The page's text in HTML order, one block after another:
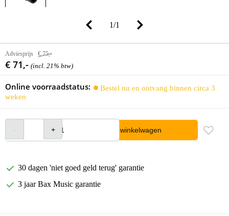
1/1
Adviesprijs € 75,-
€ 71,- (incl. 21% btw)
Online voorraadstatus:
Bestel nu en ontvang binnen circa 3
weken
In winkelwagen
30 dagen 'niet goed geld terug' garantie
3 jaar Bax Music garantie